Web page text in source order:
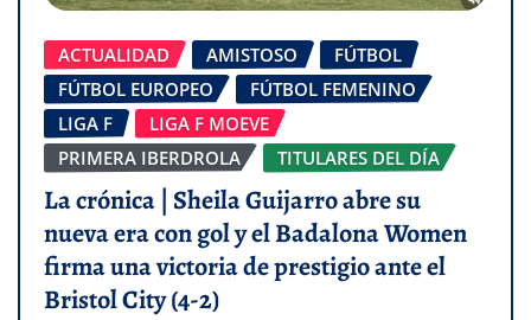
ACTUALIDAD AMISTOSO
FÚTBOL
FÚTBOL EUROPEO
FÚTBOL FEMENINO
LIGA F
LIGA F MOEVE
PRIMERA IBERDROLA
TITULARES DEL DÍA
La crónica | Sheila Guijarro abre su
nueva era con gol y el Badalona Women
firma una victoria de prestigio ante el
Bristol City (4-2)